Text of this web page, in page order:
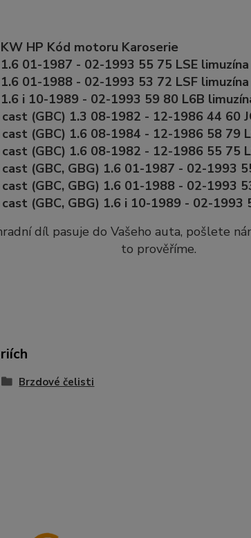
HP Kód motoru Karoserie
1.6 01-1987 - 02-1993 55 75 LSE limuzína
1.6 01-1988 - 02-1993 53 72 LSF limuzína
1.6 i 10-1989 - 02-1993 59 80 L6B
cast (GBC) 1.3 08-1982 - 12-1986 44 60
cast (GBC) 1.6 08-1984 - 12-1986 58 79
cast (GBC) 1.6 08-1982 - 12-1986 55 75
cast (GBC, GBG) 1.6 01-1987 - 02-1993
cast (GBC, GBG) 1.6 01-1988 - 02-1993
cast (GBC, GBG) 1.6 i 10-1989 - 02-
díl pasuje do Vašeho auta, pošlete
to prověříme.
Brzdové čelisti